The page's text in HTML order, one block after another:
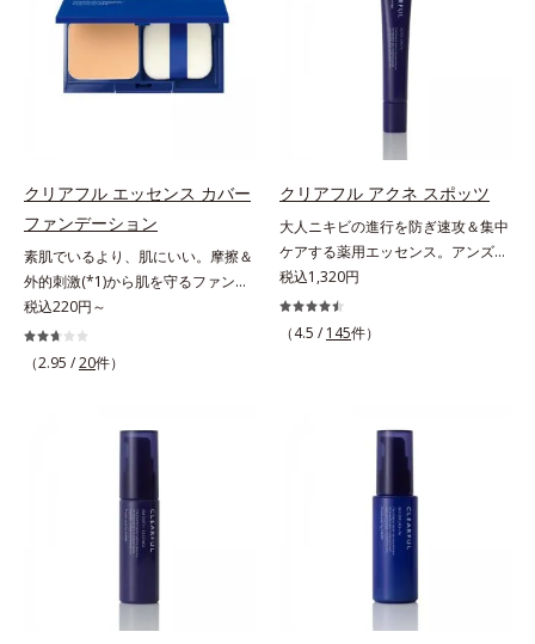
クリアフル エッセンス カバー
ファンデーション
素肌でいるより、肌にいい。摩擦＆
外的刺激(*1)から肌を守るファンデ
ーション。肌荒れやニキビがある
と、ファンデーションを塗っていい
か悩むもの。とはいえ、素肌のまま
れしやすい、ニキビができやすい人
こそ、肌負担が少ない低刺激設計の
ファンデーションで守るのがベス
ト。「クリアフル エッセンス カバ
ー ファンデーション」は紫外線吸
収剤不使用のうえ、敏感肌対象パッ
ックテスト済(*3)で、とことん肌の
ことを考えた設計。さらに美容成分
税込220円～
（2.95 /20件）
クリアフル アクネ スポッツ
大人ニキビの進行を防ぎ速攻＆集中
ケアする薬用エッセンス。アンズ果
汁が角層をやわらかくほぐして、毛
穴づまりを防ぎ、薬用成分を素早く
浸透させます。さらにイオウ、グリ
する半透明ジェルタイプです。ま
た、メイクの上からでもご使用いた
税込1,320円
（4.5 / 145件）